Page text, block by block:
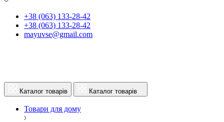
+38 (063) 133-28-42
+38 (063) 133-28-42
mayuvse@gmail.com
Каталог товарів Каталог товарів
Товари для дому